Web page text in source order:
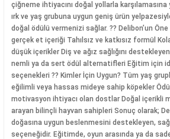
çiğneme ihtiyacını doğal yollarla karşılamasına
ırk ve yaş grubuna uygun geniş ürün
doğal ödülü vermenizi sağlar. ?? Delibon’un Öne
gerçek et içeriği Tahılsız ve katkısız formül
düşük içerikler Diş ve ağız sağlığını
nemli ya da sert ödül alternatifleri Eğitim için
seçenekleri ?? Kimler İçin Uygun? Tüm yaş
eğilimli veya hassas mideye sahip köpekler
motivasyon ihtiyacı olan dostlar Doğal içerikli
arayan bilinçli hayvan sahipleri Sonuç olarak;
doğasına uygun beslenmesini destekleyen,
seçeneğidir. Eğitimde, oyun arasında ya da